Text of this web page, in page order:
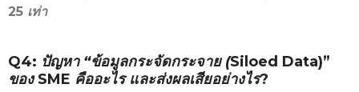
25 เท่า
Q4: ปัญหา “ข้อมูลกระจัดกระจาย (Siloed Data)”
ของSME คืออะไร และส่งผลเสียอย่างไร?